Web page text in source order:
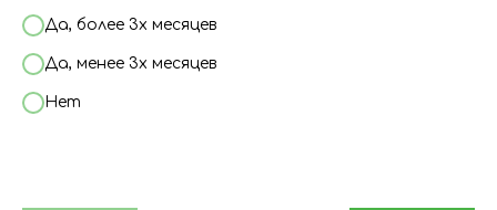
Да, более 3х месяцев
Да, менее 3х месяцев
Нет